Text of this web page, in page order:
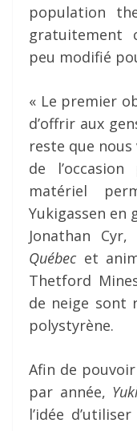
population
gratuitement
peu modifié
« Le premier
d’offrir aux
reste que
de
matériel
Yukigassen en
Jonathan
Québec et
Thetford
de neige sont
polystyrène.
Afin de
par année,
l’idée